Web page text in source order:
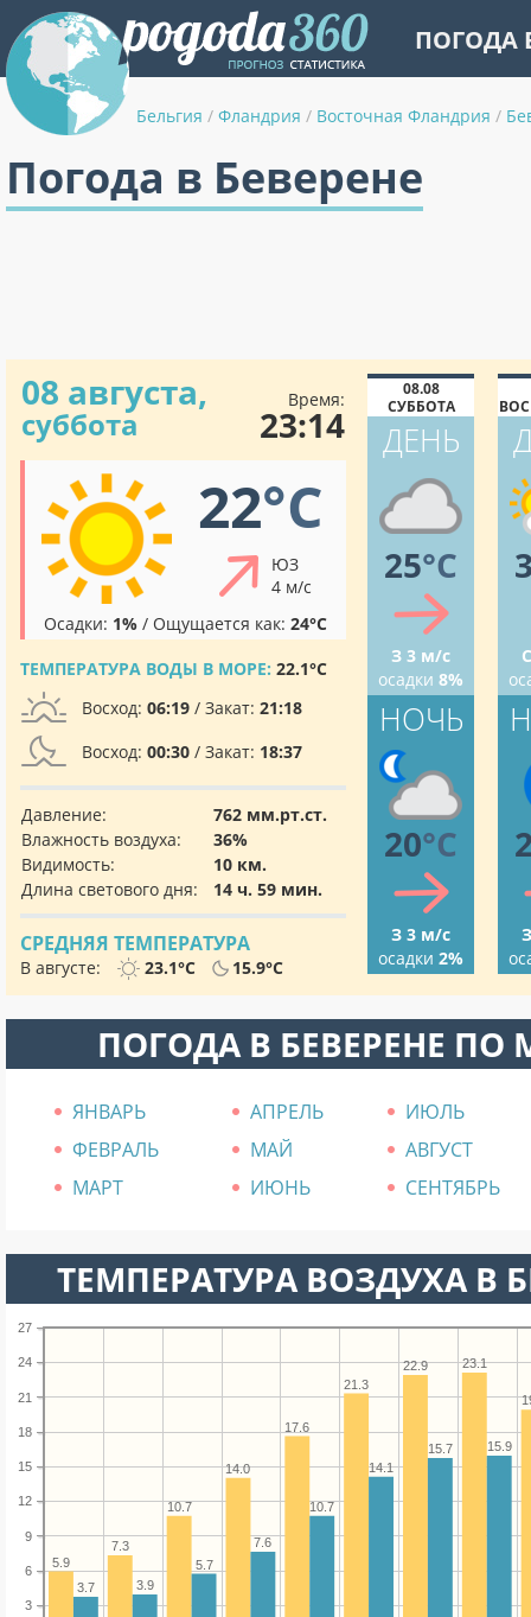
ПОГОДА
Бельгия / Фландрия / Восточная Фландрия /
Погода в Беверене
08 августа,
суббота
Время:
23:14
22°C
ЮЗ
4 м/с
Осадки: 1% / Ощущается как: 24°C
ТЕМПЕРАТУРА ВОДЫ В МОРЕ: 22.1°C
Восход: 06:19 / Закат: 21:18
Восход: 00:30 / Закат: 18:37
Давление:
762 мм.рт.ст.
Влажность воздуха:
36%
Видимость:
10 км.
Длина светового дня:
14 ч. 59 мин.
СРЕДНЯЯ ТЕМПЕРАТУРА
В августе: 23.1°C 15.9°C
08.08
СУББОТА
ДЕНЬ
25°C
З 3 м/с
осадки 8%
НОЧЬ
20°C
З 3 м/с
осадки 2%
ПОГОДА В БЕВЕРЕНЕ ПО
ЯНВАРЬ АПРЕЛЬ
ИЮЛЬ
ФЕВРАЛЬ
МАЙ
АВГУСТ
МАРТ
ИЮНЬ СЕНТЯБРЬ
ТЕМПЕРАТУРА ВОЗДУХА В
3
6
9
12
15
18
21
24
27
23.1
22.9
21.3
17.6
14.0
10.7
7.3
5.9
15.9
15.7
14.1
10.7
7.6
5.7
3.9
3.7